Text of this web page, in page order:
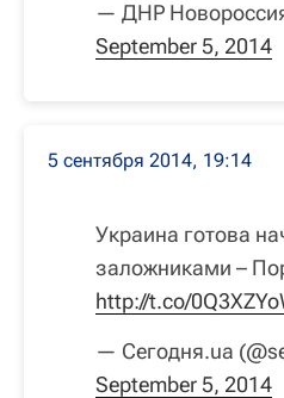
— ДНР
September 5, 2014
5 сентября 2014, 19:14
Украина готова
заложниками –
http://t.co/
— Сегодня.ua
September 5, 2014